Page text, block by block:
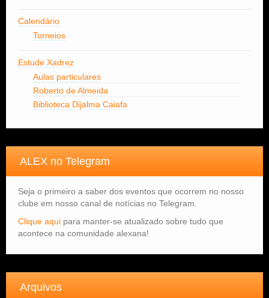
Calendário
Torneios
Estude Xadrez
Aulas particulares
Roberto de Almeida
Biblioteca Dijalma Caiafa
ALEX no Telegram
Seja o primeiro a saber dos eventos que ocorrem no nosso
clube em nosso canal de notícias no Telegram.
Clique aqui para manter-se atualizado sobre tudo que
acontece na comunidade alexana!
Arquivos